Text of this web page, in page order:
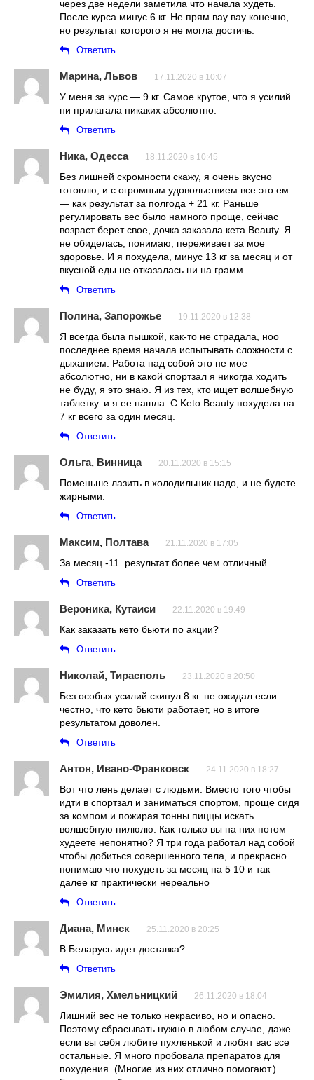
через две недели заметила что начала худеть.
После курса минус 6 кг. Не прям вау вау конечно,
но результат которого я не могла достичь.
Ответить
Марина, Львов 17.11.2020 в 10:07
У меня за курс — 9 кг. Самое крутое, что я усилий
ни прилагала никаких абсолютно.
Ответить
Ника, Одесса 18.11.2020 в 10:45
Без лишней скромности скажу, я очень вкусно
готовлю, и с огромным удовольствием все это ем
— как результат за полгода + 21 кг. Раньше
регулировать вес было намного проще, сейчас
возраст берет свое, дочка заказала кета Beauty. Я
не обиделась, понимаю, переживает за мое
здоровье. И я похудела, минус 13 кг за месяц и от
вкусной еды не отказалась ни на грамм.
Ответить
Полина, Запорожье 19.11.2020 в 12:38
Я всегда была пышкой, как-то не страдала, ноо
последнее время начала испытывать сложности с
дыханием. Работа над собой это не мое
абсолютно, ни в какой спортзал я никогда ходить
не буду, я это знаю. Я из тех, кто ищет волшебную
таблетку. и я ее нашла. С Keto Beauty похудела на
7 кг всего за один месяц.
Ответить
Ольга, Винница 20.11.2020 в 15:15
Поменьше лазить в холодильник надо, и не будете
жирными.
Ответить
Максим, Полтава 21.11.2020 в 17:05
За месяц -11. результат более чем отличный
Ответить
Вероника, Кутаиси 22.11.2020 в 19:49
Как заказать кето бьюти по акции?
Ответить
Николай, Тирасполь 23.11.2020 в 20:50
Без особых усилий скинул 8 кг. не ожидал если
честно, что кето бьюти работает, но в итоге
результатом доволен.
Ответить
Антон, Ивано-Франковск 24.11.2020 в 18:27
Вот что лень делает с людьми. Вместо того чтобы
идти в спортзал и заниматься спортом, проще сидя
за компом и пожирая тонны пиццы искать
волшебную пилюлю. Как только вы на них потом
худеете непонятно? Я три года работал над собой
чтобы добиться совершенного тела, и прекрасно
понимаю что похудеть за месяц на 5 10 и так
далее кг практически нереально
Ответить
Диана, Минск 25.11.2020 в 20:25
В Беларусь идет доставка?
Ответить
Эмилия, Хмельницкий 26.11.2020 в 18:04
Лишний вес не только некрасиво, но и опасно.
Поэтому сбрасывать нужно в любом случае, даже
если вы себя любите пухленькой и любят вас все
остальные. Я много пробовала препаратов для
похудения. (Многие из них отлично помогают.)